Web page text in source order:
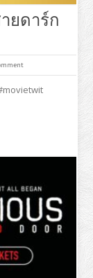
ยดาร์ก